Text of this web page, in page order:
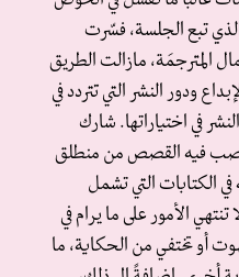
تبع الجلسة، فسّرت
المترجمَة، مازالت الطريق
ودور النشر التي تتردد في
في اختياراتها. شارك
فيه القصص من منطلق
في الكتابات التي تشمل
الأمور على ما يرام في
أو تختفي من الحكاية، ما